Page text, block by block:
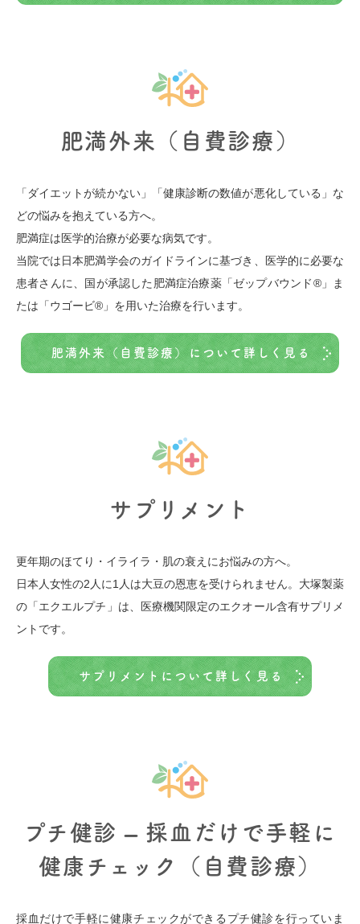
肥満外来（自費診療）
「ダイエットが続かない」「健康診断の数値が悪化している」な
どの悩みを抱えている方へ。
肥満症は医学的治療が必要な病気です。
当院では日本肥満学会のガイドラインに基づき、医学的に必要な
患者さんに、国が承認した肥満症治療薬「ゼップバウンド®」ま
たは「ウゴービ®」を用いた治療を行います。
肥満外来（自費診療）について詳しく見る
サプリメント
更年期のほてり・イライラ・肌の衰えにお悩みの方へ。
日本人女性の2人に1人は大豆の恩恵を受けられません。大塚製薬
の「エクエルプチ」は、医療機関限定のエクオール含有サプリメ
ントです。
サプリメントについて詳しく見る
プチ健診 – 採血だけで手軽に
健康チェック（自費診療）
採血だけで手軽に健康チェックができるプチ健診を行っていま